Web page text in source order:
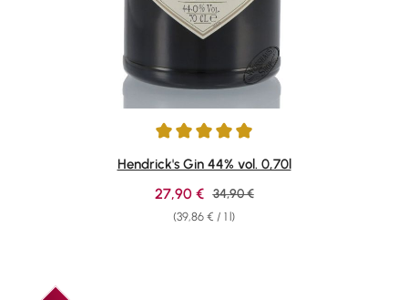
Average rating of 4.88 out of 5 stars
Hendrick's Gin 44% vol. 0,70l
(39,86 € / 1 l)
Sale price:
27,90 € Regular price:
34,90 €